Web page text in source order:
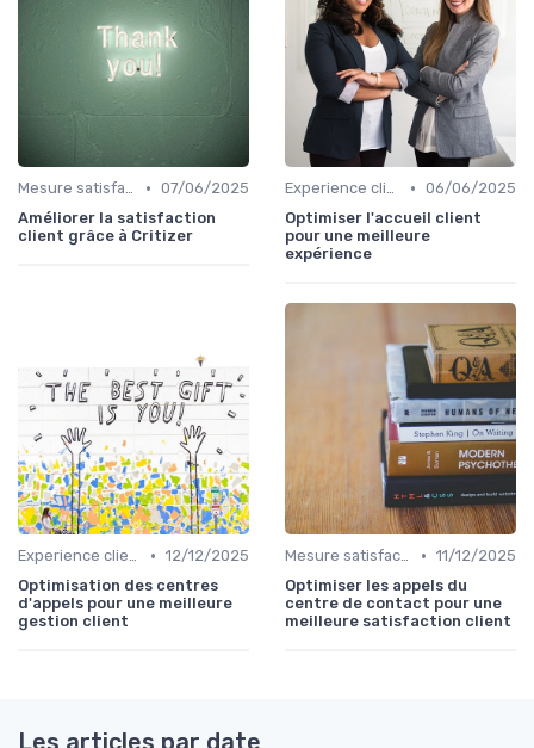
Mesure satisfaction • 07/06/2025
Améliorer la satisfaction
client grâce à Critizer
Experience client • 06/06/2025
Optimiser l'accueil client
pour une meilleure
expérience
Experience client • 12/12/2025
Optimisation des centres
d'appels pour une meilleure
gestion client
Mesure satisfaction • 11/12/2025
Optimiser les appels du
centre de contact pour une
meilleure satisfaction client
Les articles par date